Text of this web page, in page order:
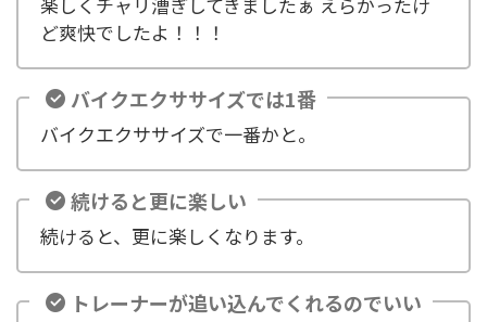
ど爽快でしたよ！！！
バイクエクササイズでは1番
バイクエクササイズで一番かと。
続けると更に楽しい
続けると、更に楽しくなります。
トレーナーが追い込んでくれるのでいい